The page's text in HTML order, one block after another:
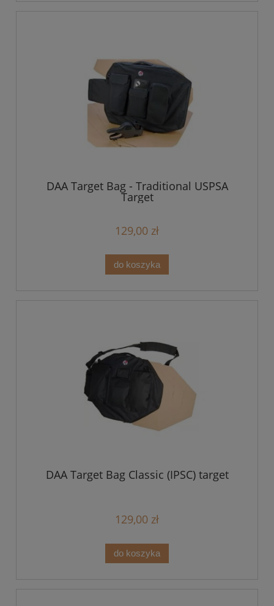
DAA Target Bag - Traditional USPSA
Target
129,00 zł
do koszyka
DAA Target Bag Classic (IPSC) target
129,00 zł
do koszyka